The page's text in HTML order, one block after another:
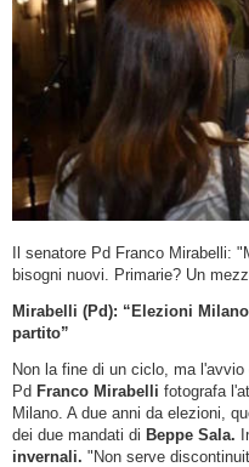
Il senatore Pd Franco Mirabelli:
bisogni nuovi. Primarie? Un
Mirabelli (Pd): “Elezioni
partito”
Non la fine di un ciclo, ma
Pd Franco Mirabelli fotografa
Milano. A due anni da elezioni,
dei due mandati di Beppe Sala.
invernali. "Non serve